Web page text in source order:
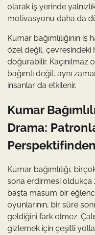
olarak iş yerinde
motivasyonu daha da
Kumar bağımlılığının
özel değil, çevresindeki
doğurabilir. Kaçınılmaz
bağımlı değil, aynı
insanlar da etkilenir.
Kumar
Drama:
Perspektifinden
Kumar bağımlılığı,
sona erdirmesi oldukça
başta masum bir
oyunlarının, bir süre
geldiğini fark etmez.
gizlemek için çeşitli